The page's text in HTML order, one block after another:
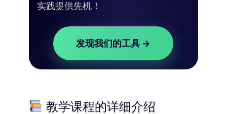
实践提供先机！
发现我们的工具 →
教学课程的详细介绍